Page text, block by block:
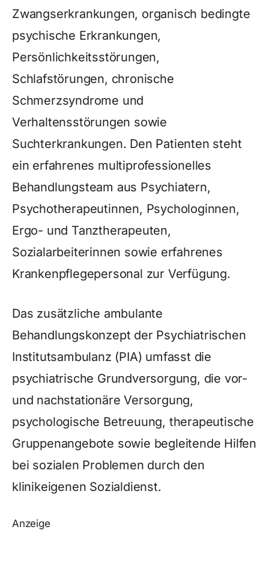
Zwangserkrankungen, organisch bedingte
psychische Erkrankungen,
Persönlichkeitsstörungen,
Schlafstörungen, chronische
Schmerzsyndrome und
Verhaltensstörungen sowie
Suchterkrankungen. Den Patienten steht
ein erfahrenes multiprofessionelles
Behandlungsteam aus Psychiatern,
Psychotherapeutinnen, Psychologinnen,
Ergo- und Tanztherapeuten,
Sozialarbeiterinnen sowie erfahrenes
Krankenpflegepersonal zur Verfügung.
Das zusätzliche ambulante
Behandlungskonzept der Psychiatrischen
Institutsambulanz (PIA) umfasst die
psychiatrische Grundversorgung, die vor-
und nachstationäre Versorgung,
psychologische Betreuung, therapeutische
Gruppenangebote sowie begleitende Hilfen
bei sozialen Problemen durch den
klinikeigenen Sozialdienst.
Anzeige